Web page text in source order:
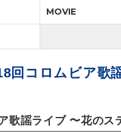
閉じるMOVIE
回コロムビア歌
歌謡ライブ 〜花のス